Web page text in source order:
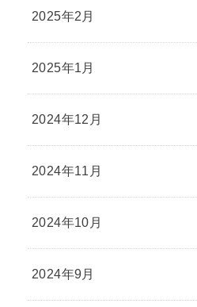
2025年2月
2025年1月
2024年12月
2024年11月
2024年10月
2024年9月